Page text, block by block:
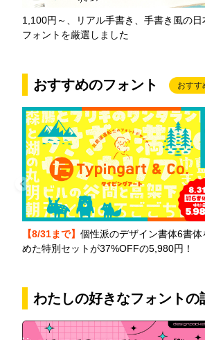
1,100円～、リアル手書き、手書き風の日
フォントを厳選しました
おすすめのフォント おすす
【8/31まで】 個性派のデザイン書体6書体
めた特別セットが37%OFFの5,980円！
わたしの好きなフォントの